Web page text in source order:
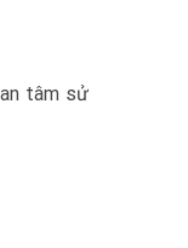
tâm sử